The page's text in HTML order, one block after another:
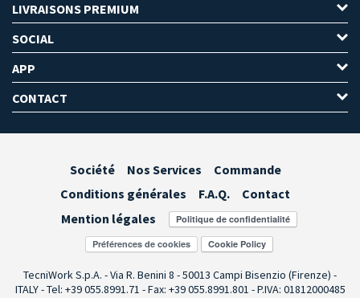
LIVRAISONS PREMIUM
SOCIAL
APP
CONTACT
Société Nos Services
Commande
Conditions générales
F.A.Q.
Contact
Mention légales
Préférences de cookies
TecniWork S.p.A. - Via R. Benini 8 - 50013 Campi Bisenzio (Firenze) -
ITALY - Tel: +39 055.8991.71 - Fax: +39 055.8991.801 - P.IVA: 01812000485